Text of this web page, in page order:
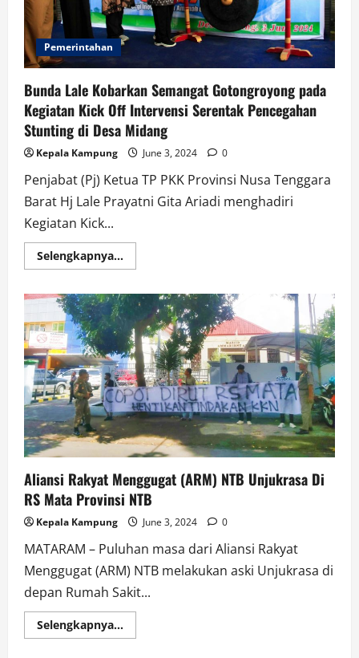
Pemerintahan
Bunda Lale Kobarkan Semangat Gotongroyong pada
Kegiatan Kick Off Intervensi Serentak Pencegahan
Stunting di Desa Midang
Kepala Kampung June 3, 2024 0
Penjabat (Pj) Ketua TP PKK Provinsi Nusa Tenggara
Barat Hj Lale Prayatni Gita Ariadi menghadiri
Kegiatan Kick...
Selengkapnya...Read
more
Lale
Kobarkan
Semangat
Gotongroyong
pada
Kegiatan
Kick
Off
Intervensi
Serentak
Pencegahan
Stunting
di
Desa
Midang
Aliansi Rakyat Menggugat (ARM) NTB Unjukrasa Di
RS Mata Provinsi NTB
Kepala Kampung June 3, 2024 0
MATARAM – Puluhan masa dari Aliansi Rakyat
Menggugat (ARM) NTB melakukan aski Unjukrasa di
depan Rumah Sakit...
Selengkapnya...Read
more